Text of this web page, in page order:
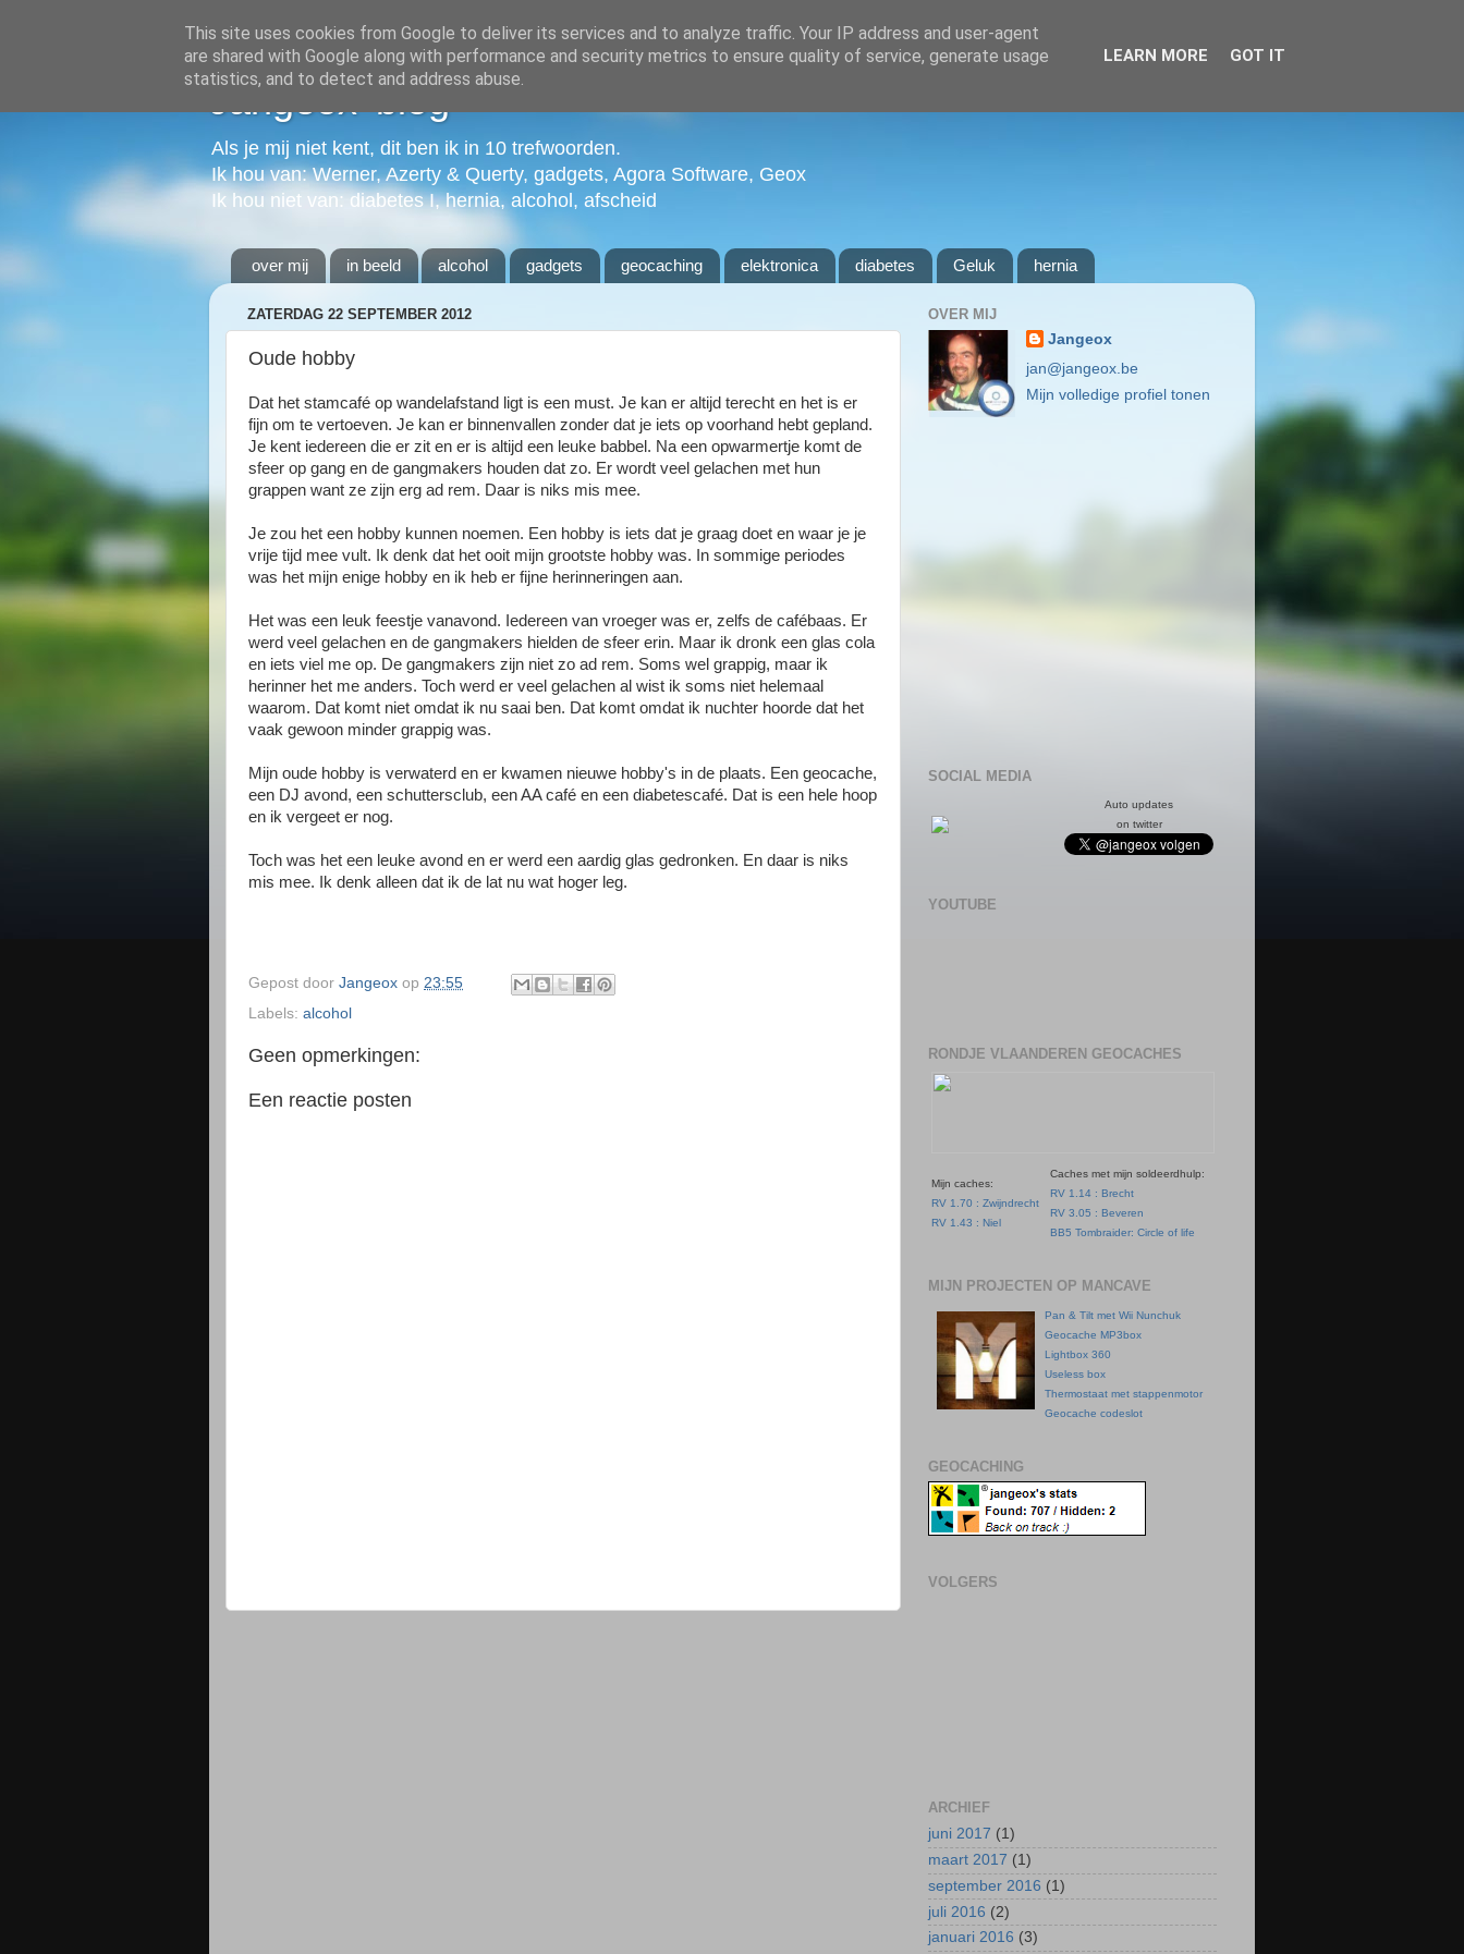
Jangeox' blog
Als je mij niet kent, dit ben ik in 10 trefwoorden.
Ik hou van: Werner, Azerty & Querty, gadgets, Agora Software, Geox
Ik hou niet van: diabetes I, hernia, alcohol, afscheid
over mij in beeld alcohol gadgets geocaching elektronica diabetes Geluk hernia
ZATERDAG 22 SEPTEMBER 2012
Oude hobby
Dat het stamcafé op wandelafstand ligt is een must. Je kan er altijd terecht en het is er
fijn om te vertoeven. Je kan er binnenvallen zonder dat je iets op voorhand hebt gepland.
Je kent iedereen die er zit en er is altijd een leuke babbel. Na een opwarmertje komt de
sfeer op gang en de gangmakers houden dat zo. Er wordt veel gelachen met hun
grappen want ze zijn erg ad rem. Daar is niks mis mee.
Je zou het een hobby kunnen noemen. Een hobby is iets dat je graag doet en waar je je
vrije tijd mee vult. Ik denk dat het ooit mijn grootste hobby was. In sommige periodes
was het mijn enige hobby en ik heb er fijne herinneringen aan.
Het was een leuk feestje vanavond. Iedereen van vroeger was er, zelfs de cafébaas. Er
werd veel gelachen en de gangmakers hielden de sfeer erin. Maar ik dronk een glas cola
en iets viel me op. De gangmakers zijn niet zo ad rem. Soms wel grappig, maar ik
herinner het me anders. Toch werd er veel gelachen al wist ik soms niet helemaal
waarom. Dat komt niet omdat ik nu saai ben. Dat komt omdat ik nuchter hoorde dat het
vaak gewoon minder grappig was.
Mijn oude hobby is verwaterd en er kwamen nieuwe hobby's in de plaats. Een geocache,
een DJ avond, een schuttersclub, een AA café en een diabetescafé. Dat is een hele hoop
en ik vergeet er nog.
Toch was het een leuke avond en er werd een aardig glas gedronken. En daar is niks
mis mee. Ik denk alleen dat ik de lat nu wat hoger leg.
Gepost door Jangeox op 23:55
Labels: alcohol
Geen opmerkingen:
Een reactie posten
OVER MIJ
Jangeox
jan@jangeox.be
Mijn volledige profiel tonen
SOCIAL MEDIA
Auto updates
on twitter
YOUTUBE
RONDJE VLAANDEREN GEOCACHES
Mijn caches:
RV 1.70 : Zwijndrecht
RV 1.43 : Niel
Caches met mijn soldeerdhulp:
RV 1.14 : Brecht
RV 3.05 : Beveren
BB5 Tombraider: Circle of life
MIJN PROJECTEN OP MANCAVE
Pan & Tilt met Wii Nunchuk
Geocache MP3box
Lightbox 360
Useless box
Thermostaat met stappenmotor
Geocache codeslot
GEOCACHING
VOLGERS
ARCHIEF
juni 2017 (1)
maart 2017 (1)
september 2016 (1)
juli 2016 (2)
januari 2016 (3)
This site uses cookies from Google to deliver its services and to analyze traffic. Your IP address and user-agent
are shared with Google along with performance and security metrics to ensure quality of service, generate usage
statistics, and to detect and address abuse.
LEARN MORE GOT IT